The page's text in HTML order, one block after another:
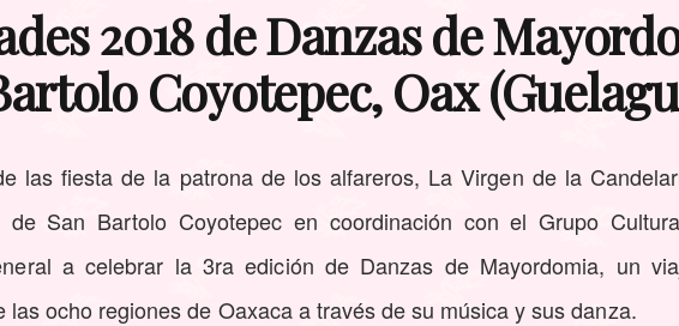
2018 de Danzas de
Coyotepec, Oax
las fiesta de la patrona de los alfareros, La Virgen de la
de San Bartolo Coyotepec en coordinación con el Grupo
a celebrar la 3ra edición de Danzas de Mayordomia, un
las ocho regiones de Oaxaca a través de su música y sus danza.